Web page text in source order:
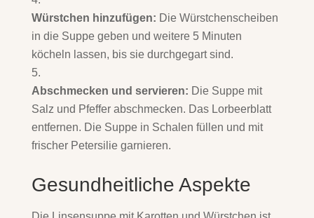
Würstchen hinzufügen: Die Würstchenscheiben
in die Suppe geben und weitere 5 Minuten
köcheln lassen, bis sie durchgegart sind.
Abschmecken und servieren: Die Suppe mit
Salz und Pfeffer abschmecken. Das Lorbeerblatt
entfernen. Die Suppe in Schalen füllen und mit
frischer Petersilie garnieren.
Gesundheitliche Aspekte